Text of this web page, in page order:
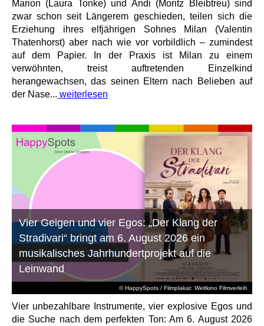
Marion (Laura Tonke) und Andi (Moritz Bleibtreu) sind
zwar schon seit Längerem geschieden, teilen sich die
Erziehung ihres elfjährigen Sohnes Milan (Valentin
Thatenhorst) aber nach wie vor vorbildlich – zumindest
auf dem Papier. In der Praxis ist Milan zu einem
verwöhnten, treist auftretenden Einzelkind
herangewachsen, das seinen Eltern nach Belieben auf
der Nase... weiterlesen
© HappySpots / Filmplakat: Weltkino Filmverleih
Vier Geigen und vier Egos: „Der Klang der
Stradivari“ bringt am 6. August 2026 ein
musikalisches Jahrhundertprojekt auf die
Leinwand
Vier unbezahlbare Instrumente, vier explosive Egos und
die Suche nach dem perfekten Ton: Am 6. August 2026